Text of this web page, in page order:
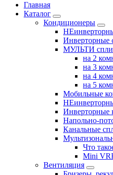
Главная
Каталог
Кондиционеры
Инверторные
МУЛЬТИ
на 2
на 3
на 4
на 5
Мобильные
Инверторные
Напольно-
Канальные
Что
Mini
Вентиляция